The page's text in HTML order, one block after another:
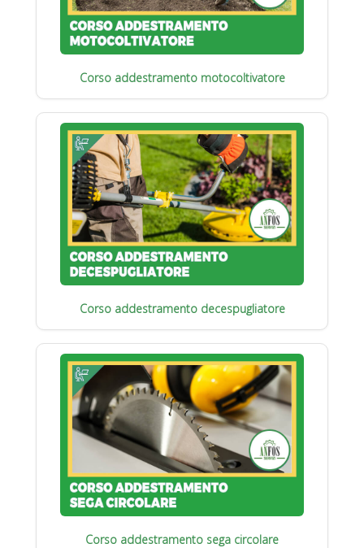
Corso addestramento motocoltivatore
Corso addestramento decespugliatore
Corso addestramento sega circolare